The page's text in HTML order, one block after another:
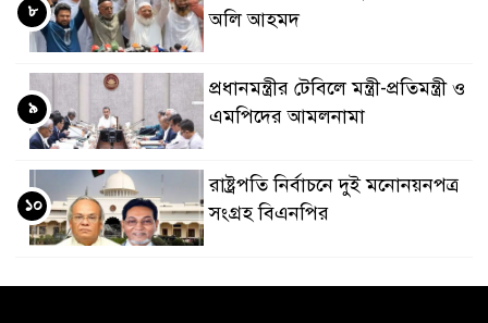
অলি আহমদ
৮
প্রধানমন্ত্রীর টেবিলে মন্ত্রী-প্রতিমন্ত্রী ও
এমপিদের আমলনামা
৯
রাষ্ট্রপতি নির্বাচনে দুই মনোনয়নপত্র
সংগ্রহ বিএনপির
১০